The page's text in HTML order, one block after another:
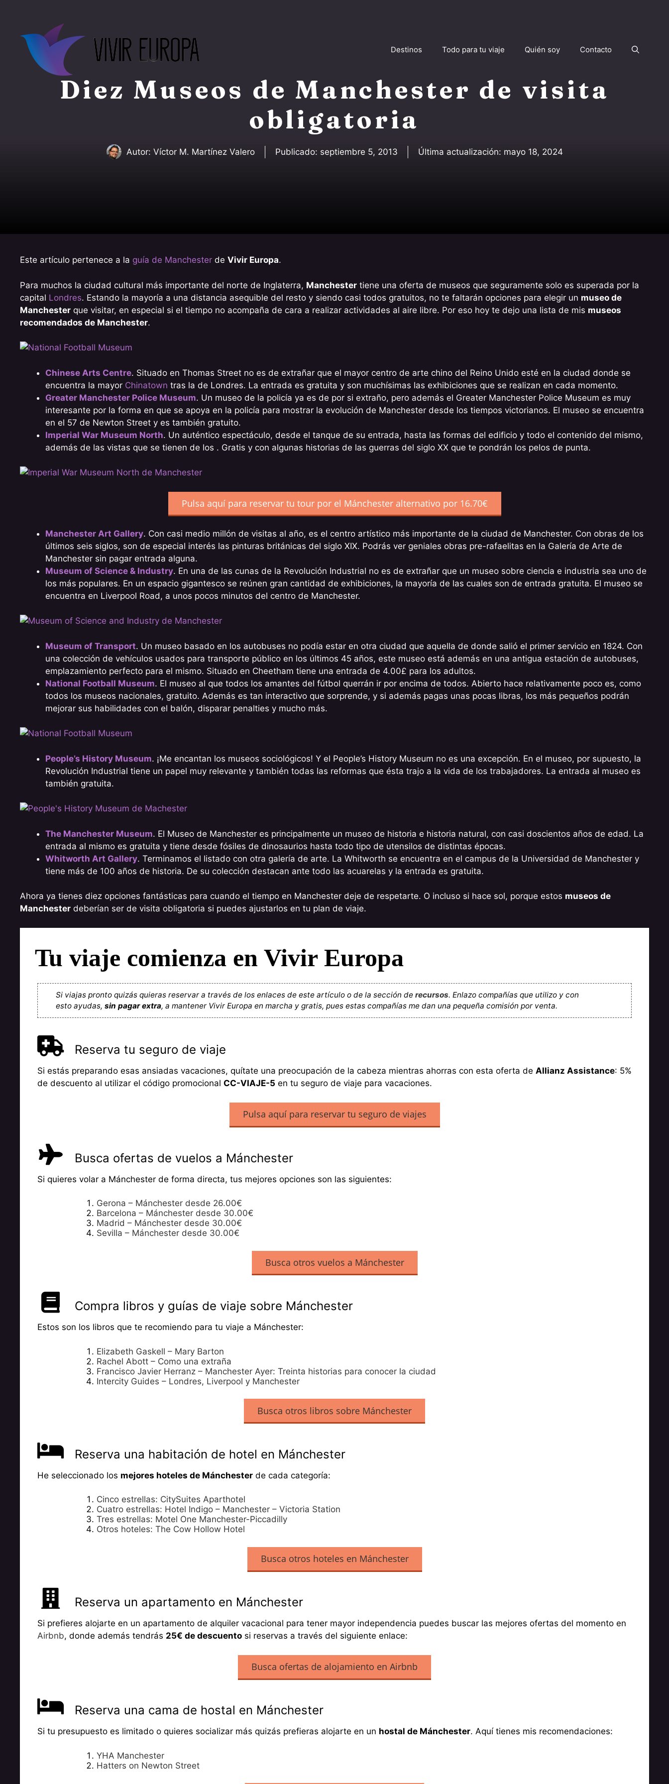
Destinos Todo para tu viaje Quién soy Contacto
Diez Museos de Manchester de visita
obligatoria
Autor: Víctor M. Martínez Valero Publicado: septiembre 5, 2013 Última actualización: mayo 18, 2024
Este artículo pertenece a la guía de Manchester de Vivir Europa.
Para muchos la ciudad cultural más importante del norte de Inglaterra, Manchester tiene una oferta de museos que seguramente solo es superada por la
capital Londres. Estando la mayoría a una distancia asequible del resto y siendo casi todos gratuitos, no te faltarán opciones para elegir un museo de
Manchester que visitar, en especial si el tiempo no acompaña de cara a realizar actividades al aire libre. Por eso hoy te dejo una lista de mis museos
recomendados de Manchester.
Chinese Arts Centre. Situado en Thomas Street no es de extrañar que el mayor centro de arte chino del Reino Unido esté en la ciudad donde se
encuentra la mayor Chinatown tras la de Londres. La entrada es gratuita y son muchísimas las exhibiciones que se realizan en cada momento.
Greater Manchester Police Museum. Un museo de la policía ya es de por si extraño, pero además el Greater Manchester Police Museum es muy
interesante por la forma en que se apoya en la policía para mostrar la evolución de Manchester desde los tiempos victorianos. El museo se encuentra
en el 57 de Newton Street y es también gratuito.
Imperial War Museum North. Un auténtico espectáculo, desde el tanque de su entrada, hasta las formas del edificio y todo el contenido del mismo,
además de las vistas que se tienen de los . Gratis y con algunas historias de las guerras del siglo XX que te pondrán los pelos de punta.
Pulsa aquí para reservar tu tour por el Mánchester alternativo por 16.70€
Manchester Art Gallery. Con casi medio millón de visitas al año, es el centro artístico más importante de la ciudad de Manchester. Con obras de los
últimos seis siglos, son de especial interés las pinturas británicas del siglo XIX. Podrás ver geniales obras pre-rafaelitas en la Galería de Arte de
Manchester sin pagar entrada alguna.
Museum of Science & Industry. En una de las cunas de la Revolución Industrial no es de extrañar que un museo sobre ciencia e industria sea uno de
los más populares. En un espacio gigantesco se reúnen gran cantidad de exhibiciones, la mayoría de las cuales son de entrada gratuita. El museo se
encuentra en Liverpool Road, a unos pocos minutos del centro de Manchester.
Museum of Transport. Un museo basado en los autobuses no podía estar en otra ciudad que aquella de donde salió el primer servicio en 1824. Con
una colección de vehículos usados para transporte público en los últimos 45 años, este museo está además en una antigua estación de autobuses,
emplazamiento perfecto para el mismo. Situado en Cheetham tiene una entrada de 4.00£ para los adultos.
National Football Museum. El museo al que todos los amantes del fútbol querrán ir por encima de todos. Abierto hace relativamente poco es, como
todos los museos nacionales, gratuito. Además es tan interactivo que sorprende, y si además pagas unas pocas libras, los más pequeños podrán
mejorar sus habilidades con el balón, disparar penalties y mucho más.
People’s History Museum. ¡Me encantan los museos sociológicos! Y el People’s History Museum no es una excepción. En el museo, por supuesto, la
Revolución Industrial tiene un papel muy relevante y también todas las reformas que ésta trajo a la vida de los trabajadores. La entrada al museo es
también gratuita.
The Manchester Museum. El Museo de Manchester es principalmente un museo de historia e historia natural, con casi doscientos años de edad. La
entrada al mismo es gratuita y tiene desde fósiles de dinosaurios hasta todo tipo de utensilos de distintas épocas.
Whitworth Art Gallery. Terminamos el listado con otra galería de arte. La Whitworth se encuentra en el campus de la Universidad de Manchester y
tiene más de 100 años de historia. De su colección destacan ante todo las acuarelas y la entrada es gratuita.
Ahora ya tienes diez opciones fantásticas para cuando el tiempo en Manchester deje de respetarte. O incluso si hace sol, porque estos museos de
Manchester deberían ser de visita obligatoria si puedes ajustarlos en tu plan de viaje.
Tu viaje comienza en Vivir Europa
Si viajas pronto quizás quieras reservar a través de los enlaces de este artículo o de la sección de recursos. Enlazo compañías que utilizo y con
esto ayudas, sin pagar extra, a mantener Vivir Europa en marcha y gratis, pues estas compañías me dan una pequeña comisión por venta.
Reserva tu seguro de viaje
Si estás preparando esas ansiadas vacaciones, quítate una preocupación de la cabeza mientras ahorras con esta oferta de Allianz Assistance: 5%
de descuento al utilizar el código promocional CC-VIAJE-5 en tu seguro de viaje para vacaciones.
Pulsa aquí para reservar tu seguro de viajes
Busca ofertas de vuelos a Mánchester
Si quieres volar a Mánchester de forma directa, tus mejores opciones son las siguientes:
Gerona – Mánchester desde 26.00€
Barcelona – Mánchester desde 30.00€
Madrid – Mánchester desde 30.00€
Sevilla – Mánchester desde 30.00€
Busca otros vuelos a Mánchester
Compra libros y guías de viaje sobre Mánchester
Estos son los libros que te recomiendo para tu viaje a Mánchester:
Elizabeth Gaskell – Mary Barton
Rachel Abott – Como una extraña
Francisco Javier Herranz – Manchester Ayer: Treinta historias para conocer la ciudad
Intercity Guides – Londres, Liverpool y Manchester
Busca otros libros sobre Mánchester
Reserva una habitación de hotel en Mánchester
He seleccionado los mejores hoteles de Mánchester de cada categoría:
Cinco estrellas: CitySuites Aparthotel
Cuatro estrellas: Hotel Indigo – Manchester – Victoria Station
Tres estrellas: Motel One Manchester-Piccadilly
Otros hoteles: The Cow Hollow Hotel
Busca otros hoteles en Mánchester
Reserva un apartamento en Mánchester
Si prefieres alojarte en un apartamento de alquiler vacacional para tener mayor independencia puedes buscar las mejores ofertas del momento en
Airbnb, donde además tendrás 25€ de descuento si reservas a través del siguiente enlace:
Busca ofertas de alojamiento en Airbnb
Reserva una cama de hostal en Mánchester
Si tu presupuesto es limitado o quieres socializar más quizás prefieras alojarte en un hostal de Mánchester. Aquí tienes mis recomendaciones:
YHA Manchester
Hatters on Newton Street